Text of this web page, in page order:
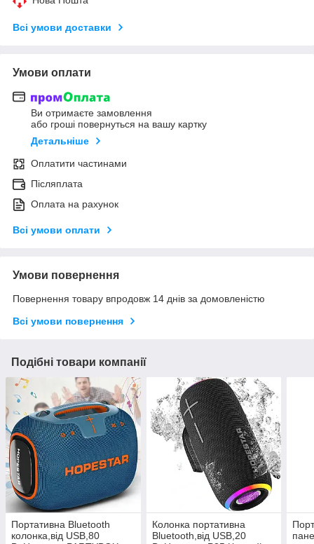
Всі умови доставки
Умови оплати
Ви отримаєте замовлення
або гроші повернуться на вашу картку
Детальніше
Оплатити частинами
Післяплата
Оплата на рахунок
Всі умови оплати
Умови повернення
Повернення товару впродовж 14 днів за домовленістю
Всі умови повернення
Подібні товари компанії
Портативна Bluetooth
колонка,від USB,80
Колонка портативна
Bluetooth,від USB,20